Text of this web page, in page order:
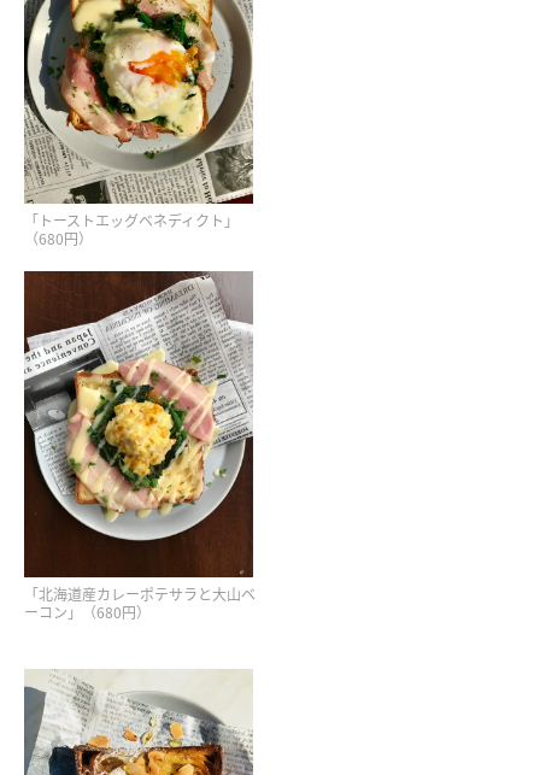
「トーストエッグベネディクト」
（680円）
「北海道産カレーポテサラと大山ベ
ーコン」（680円）